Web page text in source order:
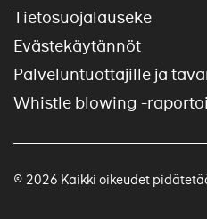
Tietosuojalauseke
Evästekäytännöt
Palveluntuottajille ja
Whistle blowing -
© 2026 Kaikki oikeudet